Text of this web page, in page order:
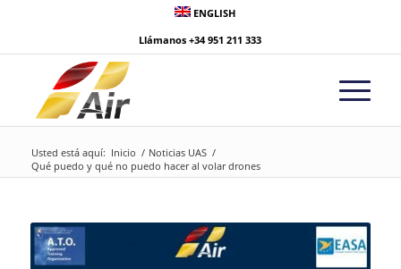
ENGLISH
Llámanos+34 951 211 333
Usted está aquí: Inicio / Noticias UAS /
Qué puedo y qué no puedo hacer al volar drones